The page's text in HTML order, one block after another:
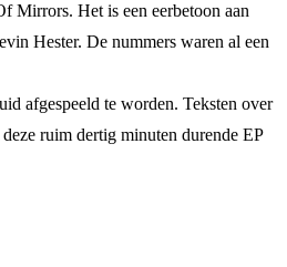
Mirrors. Het is een eerbetoon aan
Hester. De nummers waren al een
afgespeeld te worden. Teksten over
ruim dertig minuten durende EP